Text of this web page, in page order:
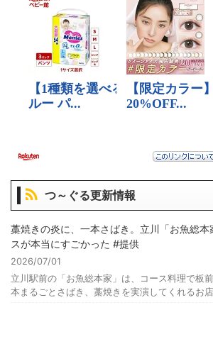
つ～ぐる更新情報
藁焼きの炎に、一本さばき。立川「お魚総本
スが本当にすごかった #提供
2026/07/01
立川駅前の「お魚総本家」は、コース料理で板
本まるごとさばき、藁焼きを実演してくれるお